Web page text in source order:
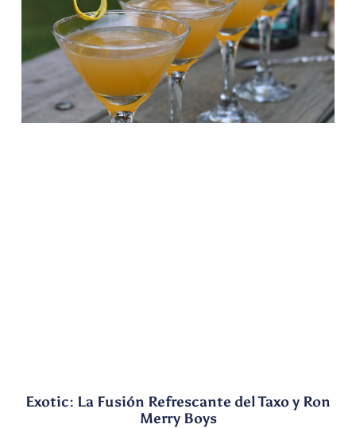
Exotic: La Fusión Refrescante del Taxo y Ron
Merry Boys